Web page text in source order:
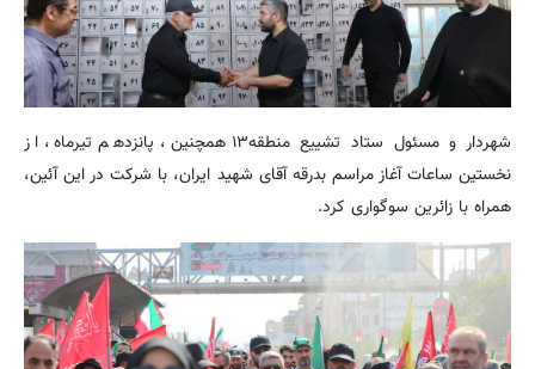
شهردار و مسئول ستاد تشییع منطقه۱۳ همچنین، پانزدهم تیرماه، از
نخستین ساعات آغاز مراسم بدرقه آقای شهید ایران، با شرکت در این آئین،
همراه با زائرین سوگواری کرد.